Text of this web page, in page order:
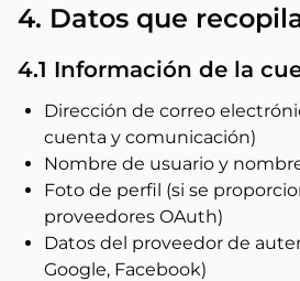
4. Datos que
4.1 Información de la
Dirección de correo
cuenta y comunicación)
Nombre de usuario y
Foto de perfil (si se
proveedores OAuth)
Datos del proveedor de
Google, Facebook)